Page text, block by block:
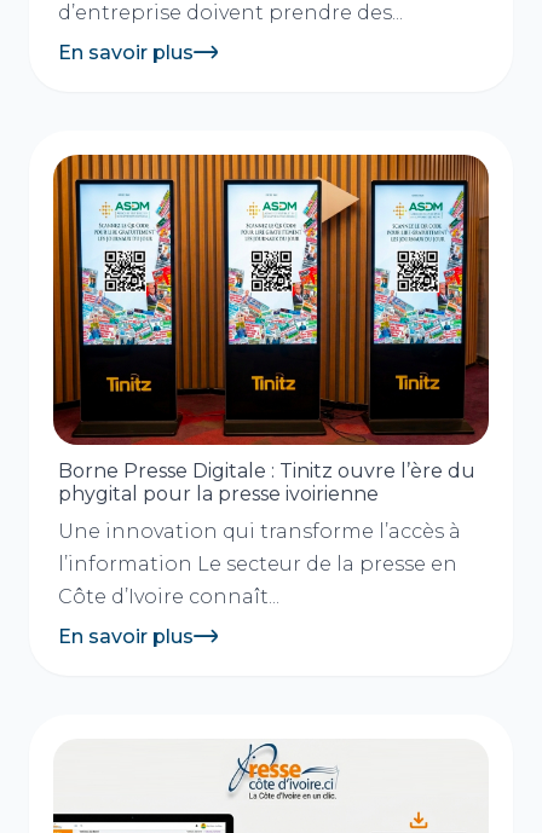
d’entreprise doivent prendre des...
En savoir plus
Borne Presse Digitale : Tinitz ouvre l’ère du
phygital pour la presse ivoirienne
Une innovation qui transforme l’accès à
l’information Le secteur de la presse en
Côte d’Ivoire connaît...
En savoir plus